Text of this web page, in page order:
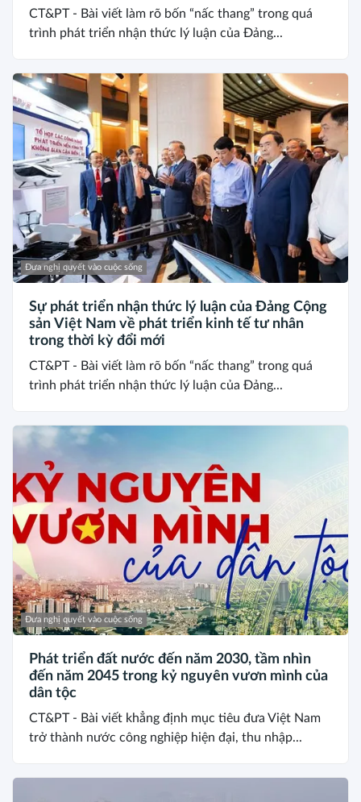
CT&PT - Bài viết làm rõ bốn “nấc thang” trong quá
trình phát triển nhận thức lý luận của Đảng...
Đưa nghị quyết vào cuộc sống
Sự phát triển nhận thức lý luận của Đảng Cộng
sản Việt Nam về phát triển kinh tế tư nhân
trong thời kỳ đổi mới
CT&PT - Bài viết làm rõ bốn “nấc thang” trong quá
trình phát triển nhận thức lý luận của Đảng...
Đưa nghị quyết vào cuộc sống
Phát triển đất nước đến năm 2030, tầm nhìn
đến năm 2045 trong kỷ nguyên vươn mình của
dân tộc
CT&PT - Bài viết khẳng định mục tiêu đưa Việt Nam
trở thành nước công nghiệp hiện đại, thu nhập...